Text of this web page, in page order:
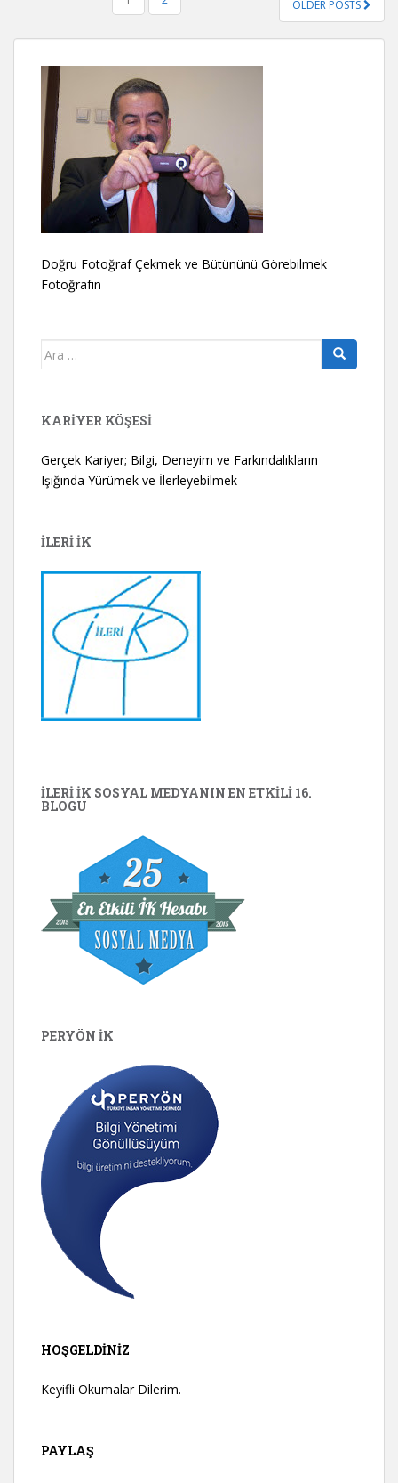
SAYFALAMASI
OLDER POSTS
Doğru Fotoğraf Çekmek ve Bütününü Görebilmek
Fotoğrafın
Arama
KARIYER KÖŞESI
Gerçek Kariyer; Bilgi, Deneyim ve Farkındalıkların
Işığında Yürümek ve İlerleyebilmek
İLERİ İK
İLERİ İK SOSYAL MEDYANIN EN ETKILI 16.
BLOGU
PERYÖN İK
HOŞGELDINIZ
Keyifli Okumalar Dilerim.
PAYLAŞ